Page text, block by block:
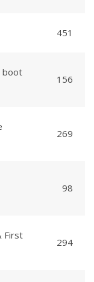
451
boot
156
269
98
First
294